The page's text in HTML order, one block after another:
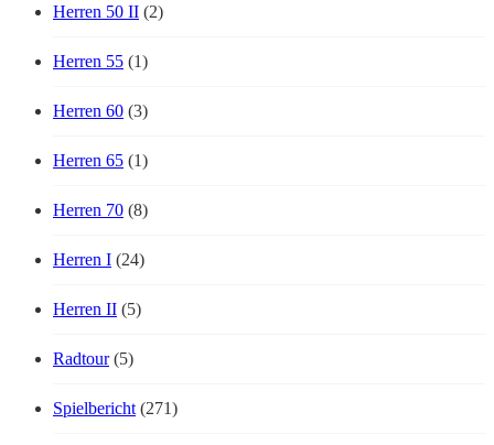
Herren 50 II (2)
Herren 55 (1)
Herren 60 (3)
Herren 65 (1)
Herren 70 (8)
Herren I (24)
Herren II (5)
Radtour(5)
Spielbericht (271)